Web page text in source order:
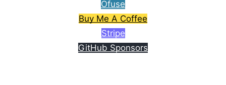
Ofuse
Buy Me A Coffee
Stripe
GitHub Sponsors